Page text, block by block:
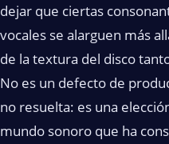
dejar que ciertas
vocales se alarguen más
de la textura del disco
No es un defecto de
no resuelta: es una
mundo sonoro que ha